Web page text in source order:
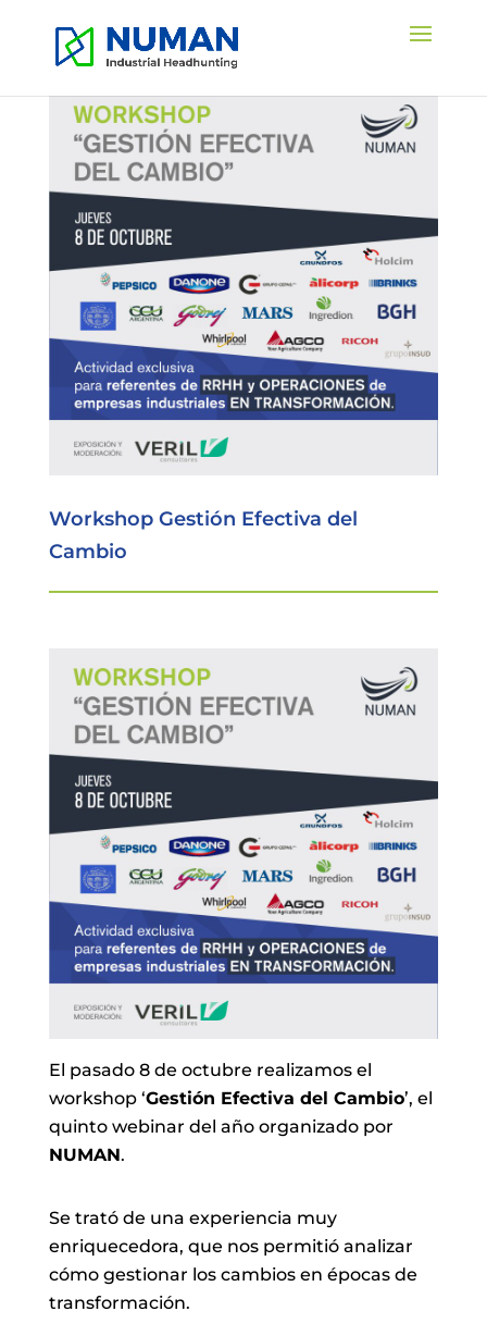
Workshop Gestión Efectiva del
Cambio
El pasado 8 de octubre realizamos el
workshop ‘Gestión Efectiva del Cambio’, el
quinto webinar del año organizado por
NUMAN.
Se trató de una experiencia muy
enriquecedora, que nos permitió analizar
cómo gestionar los cambios en épocas de
transformación.